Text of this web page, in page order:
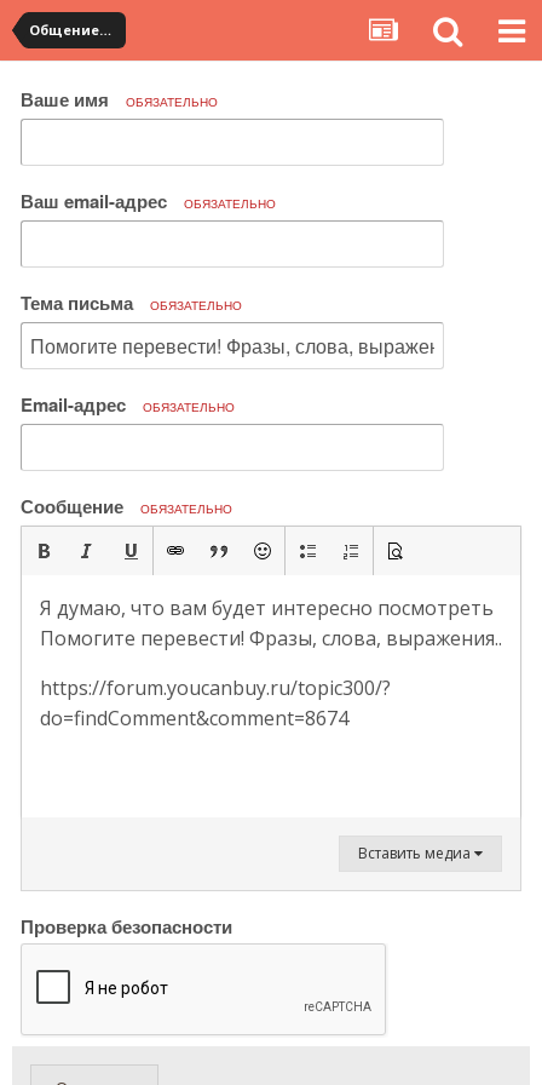
Общение с продавцами. Использование WangWang и TradeManager
Ваше имя ОБЯЗАТЕЛЬНО
Ваш email-адрес ОБЯЗАТЕЛЬНО
Тема письма ОБЯЗАТЕЛЬНО
Email-адрес ОБЯЗАТЕЛЬНО
Сообщение ОБЯЗАТЕЛЬНО
Я думаю, что вам будет интересно посмотреть
Помогите перевести! Фразы, слова, выражения..
https://forum.youcanbuy.ru/topic300/?
do=findComment&comment=8674
Вставить медиа
Проверка безопасности